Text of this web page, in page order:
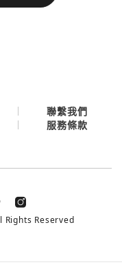
聯繫我們
服務條款
Reserved